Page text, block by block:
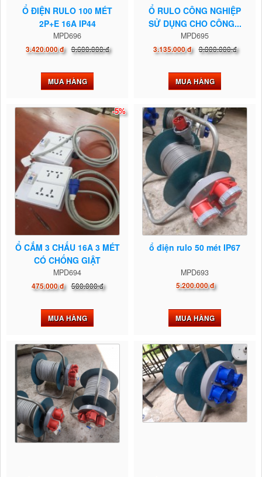
Ổ ĐIỆN RULO 100 MÉT
2P+E 16A IP44
MPD696
3.420.000 đ 3.600.000 đ
MUA HÀNG
Ổ RULO CÔNG NGHIỆP
SỬ DỤNG CHO CÔNG...
MPD695
3.135.000 đ 3.300.000 đ
MUA HÀNG
-5%
Ổ CẮM 3 CHẤU 16A 3 MÉT
CÓ CHỐNG GIẬT
MPD694
475.000 đ 500.000 đ
MUA HÀNG
ổ điện rulo 50 mét IP67
MPD693
5.200.000 đ
MUA HÀNG